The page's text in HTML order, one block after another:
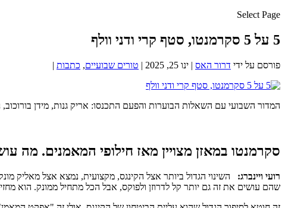
Select Page
5 על 5 סקרמנטו, סטף קרי ודני וולף
פורסם על ידי דרור האס | ינו 25, 2025 | טורים שבועיים, כתבות |
המדור השבועי עם השאלות הבוערות והפעם התכנסו: אריק גנות, מידן בורוכוב,
סקרמנטו במאזן מצויין מאז חילופי המאמנים. מה
רועי ויינברג:
שהם עושים את זה גם יותר קל לדרוזן ולפוקס, אבל הכל מתחיל ממונק. הוא